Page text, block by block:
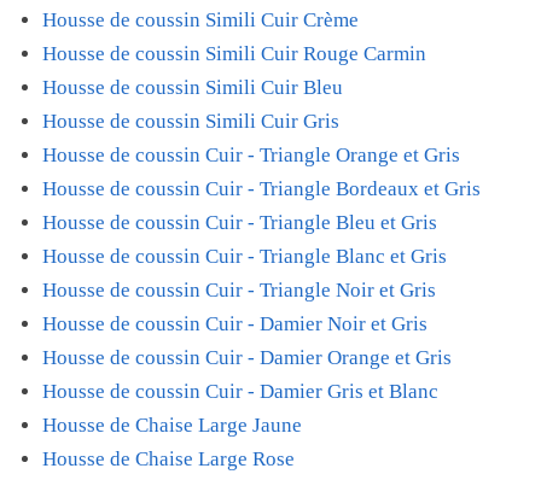
Housse de coussin Simili Cuir Crème
Housse de coussin Simili Cuir Rouge Carmin
Housse de coussin Simili Cuir Bleu
Housse de coussin Simili Cuir Gris
Housse de coussin Cuir - Triangle Orange et Gris
Housse de coussin Cuir - Triangle Bordeaux et Gris
Housse de coussin Cuir - Triangle Bleu et Gris
Housse de coussin Cuir - Triangle Blanc et Gris
Housse de coussin Cuir - Triangle Noir et Gris
Housse de coussin Cuir - Damier Noir et Gris
Housse de coussin Cuir - Damier Orange et Gris
Housse de coussin Cuir - Damier Gris et Blanc
Housse de Chaise Large Jaune
Housse de Chaise Large Rose